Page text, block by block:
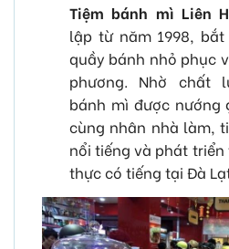
Tiệm bánh mì Liên
lập từ năm 1998,
quầy bánh nhỏ phục
phương. Nhờ chất
bánh mì được nướng
cùng nhân nhà làm,
nổi tiếng và phát
thực có tiếng tại Đà